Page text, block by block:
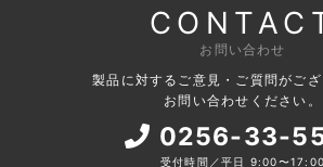
お問い合わせ
製品に対するご意見・ご質問がご
お問い合わせください。
0256-33-
受付時間／平日 9:00〜17:00